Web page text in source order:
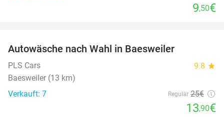
9,50€
Autowäsche nach Wahl in Baesweiler
PLS Cars 9.8 star
Baesweiler (13 km)
Verkauft: 7
Regulär 25€
13,90€